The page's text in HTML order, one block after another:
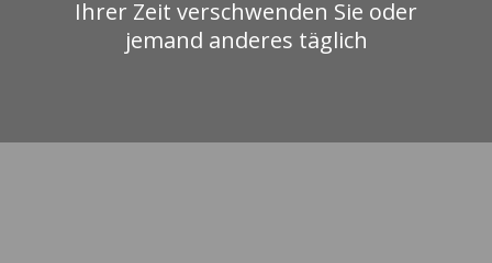
Ihrer Zeit verschwenden Sie oder
jemand anderes täglich